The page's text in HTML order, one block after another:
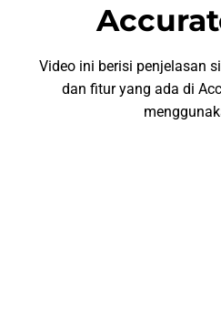
Video ini berisi penjelasan
dan fitur yang ada di